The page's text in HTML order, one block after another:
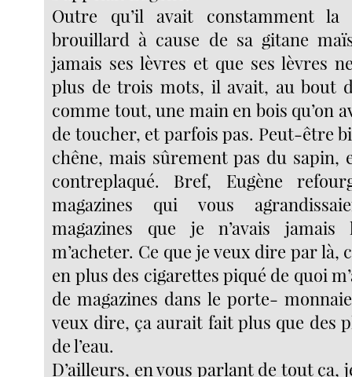
Outre qu’il avait constamment la
brouillard à cause de sa gitane
jamais ses lèvres et que ses lèvres
plus de trois mots, il avait, au bout
comme tout, une main en bois qu’on
de toucher, et parfois pas. Peut-être
chêne, mais sûrement pas du sapin,
contreplaqué. Bref, Eugène
magazines qui vous
magazines que je n’avais
m’acheter. Ce que je veux dire par là,
en plus des cigarettes piqué de quoi
de magazines dans le porte-
veux dire, ça aurait fait plus que des
de l’eau.
D’ailleurs, en vous parlant de tout ça,